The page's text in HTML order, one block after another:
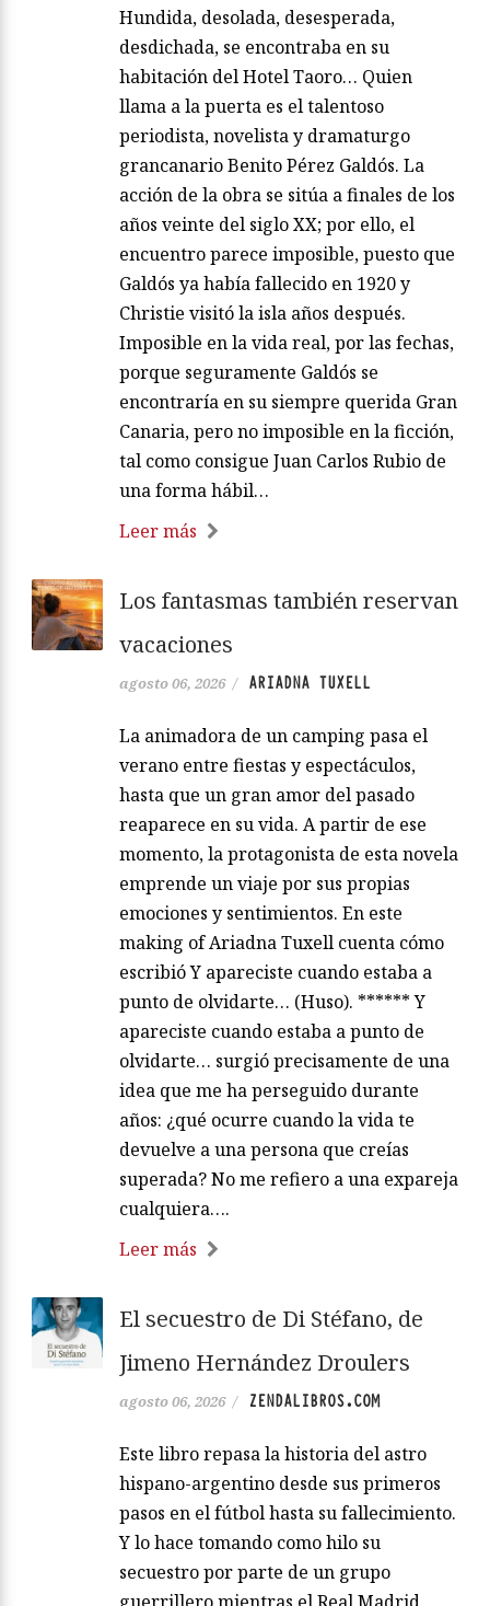
Hundida, desolada, desesperada,
desdichada, se encontraba en su
habitación del Hotel Taoro… Quien
llama a la puerta es el talentoso
periodista, novelista y dramaturgo
grancanario Benito Pérez Galdós. La
acción de la obra se sitúa a finales de los
años veinte del siglo XX; por ello, el
encuentro parece imposible, puesto que
Galdós ya había fallecido en 1920 y
Christie visitó la isla años después.
Imposible en la vida real, por las fechas,
porque seguramente Galdós se
encontraría en su siempre querida Gran
Canaria, pero no imposible en la ficción,
tal como consigue Juan Carlos Rubio de
una forma hábil…
Leer más
Los fantasmas también reservan
vacaciones
agosto 06, 2026 / ARIADNA TUXELL
La animadora de un camping pasa el
verano entre fiestas y espectáculos,
hasta que un gran amor del pasado
reaparece en su vida. A partir de ese
momento, la protagonista de esta novela
emprende un viaje por sus propias
emociones y sentimientos. En este
making of Ariadna Tuxell cuenta cómo
escribió Y apareciste cuando estaba a
punto de olvidarte… (Huso). ****** Y
apareciste cuando estaba a punto de
olvidarte… surgió precisamente de una
idea que me ha perseguido durante
años: ¿qué ocurre cuando la vida te
devuelve a una persona que creías
superada? No me refiero a una expareja
cualquiera….
Leer más
El secuestro de Di Stéfano, de
Jimeno Hernández Droulers
agosto 06, 2026 / ZENDALIBROS.COM
Este libro repasa la historia del astro
hispano-argentino desde sus primeros
pasos en el fútbol hasta su fallecimiento.
Y lo hace tomando como hilo su
secuestro por parte de un grupo